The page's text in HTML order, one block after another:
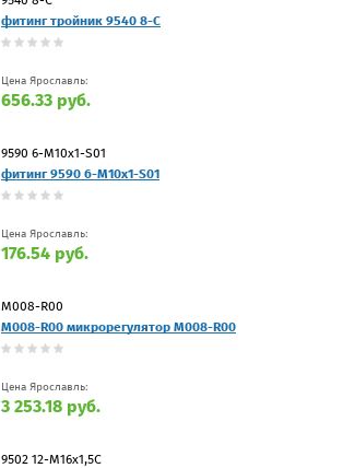
фитинг тройник 9540 8-C
Цена Ярославль:
656.33 руб.
9590 6-M10x1-S01
фитинг 9590 6-M10x1-S01
Цена Ярославль:
176.54 руб.
М008-R00
M008-R00 микрорегулятор М008-R00
Цена Ярославль:
3 253.18 руб.
9502 12-M16x1,5С